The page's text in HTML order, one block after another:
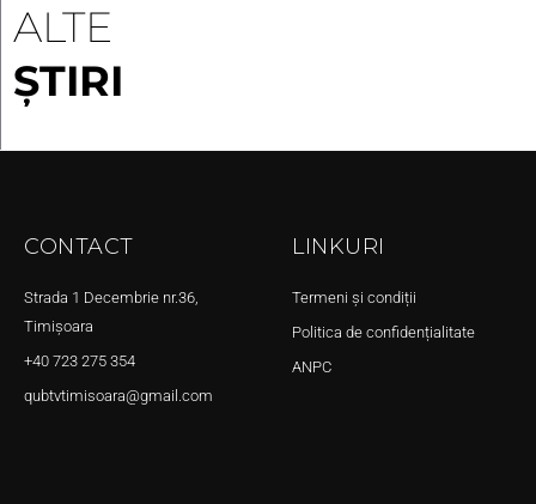
ALTE
ȘTIRI
CONTACT
Strada 1 Decembrie nr.36,
Timișoara
+40 723 275 354
qubtvtimisoara@gmail.com
LINKURI
Termeni și condiții
Politica de confidențialitate
ANPC